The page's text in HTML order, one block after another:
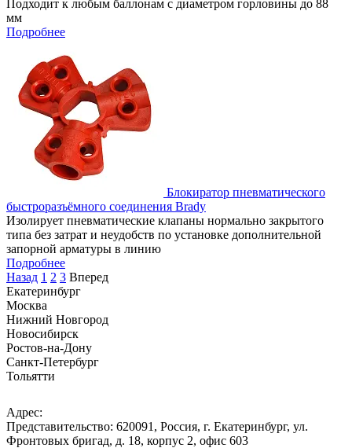
Подходит к любым баллонам с диаметром горловины до 88
мм
Подробнее
Блокиратор пневматического
быстроразъёмного соединения Brady
Изолирует пневматические клапаны нормально закрытого
типа без затрат и неудобств по установке дополнительной
запорной арматуры в линию
Подробнее
Назад 1 2 3 Вперед
Екатеринбург
Москва
Нижний Новгород
Новосибирск
Ростов-на-Дону
Санкт-Петербург
Тольятти
Адрес:
Представительство: 620091, Россия, г. Екатеринбург, ул.
Фронтовых бригад, д. 18, корпус 2, офис 603